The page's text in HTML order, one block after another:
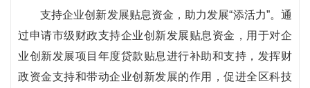
支持企业创新发展贴息资金，助力发展“添活力”。通
过申请市级财政支持企业创新发展贴息资金，用于对企
业创新发展项目年度贷款贴息进行补助和支持，发挥财
政资金支持和带动企业创新发展的作用，促进全区科技